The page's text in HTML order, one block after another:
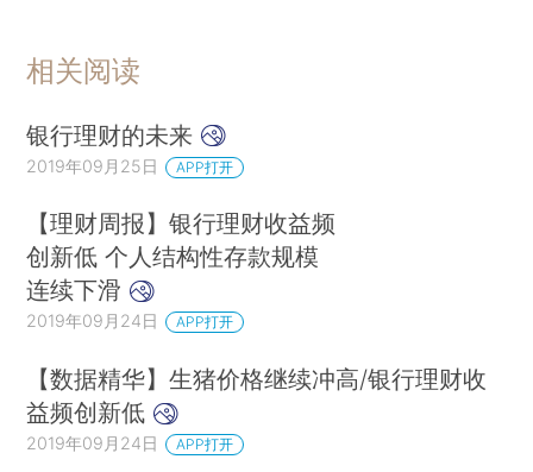
相关阅读
银行理财的未来
2019年09月25日 APP打开
【理财周报】银行理财收益频
创新低 个人结构性存款规模
连续下滑
2019年09月24日 APP打开
【数据精华】生猪价格继续冲高/银行理财收
益频创新低
2019年09月24日 APP打开